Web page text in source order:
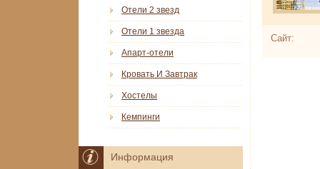
Сайт:
Отели 2 звезд
Отели 1 звезда
Апарт-отели
Кровать И Завтрак
Хостелы
Кемпинги
Информация